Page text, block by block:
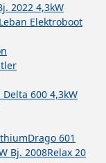
2022 4,3kW
Leban Elektroboot
600 4,3kW
Drago 601
Bj. 2008Relax 20